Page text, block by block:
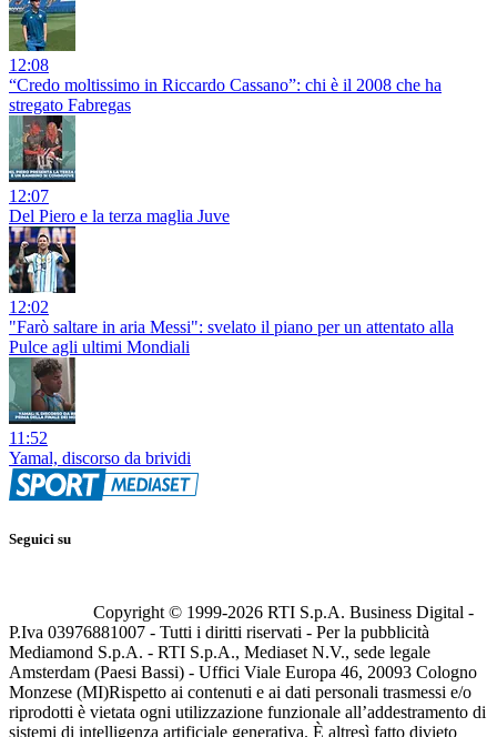
12:08
“Credo moltissimo in Riccardo Cassano”: chi è il 2008 che ha
stregato Fabregas
12:07
Del Piero e la terza maglia Juve
12:02
"Farò saltare in aria Messi": svelato il piano per un attentato alla
Pulce agli ultimi Mondiali
11:52
Yamal, discorso da brividi
Seguici su
Copyright © 1999-2026 RTI S.p.A. Business Digital -
P.Iva 03976881007 - Tutti i diritti riservati - Per la pubblicità
Mediamond S.p.A. - RTI S.p.A., Mediaset N.V., sede legale
Amsterdam (Paesi Bassi) - Uffici Viale Europa 46, 20093 Cologno
Monzese (MI)Rispetto ai contenuti e ai dati personali trasmessi e/o
riprodotti è vietata ogni utilizzazione funzionale all’addestramento di
sistemi di intelligenza artificiale generativa. È altresì fatto divieto